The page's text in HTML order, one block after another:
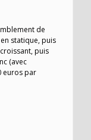
de
statique, puis
puis
(avec
euros par